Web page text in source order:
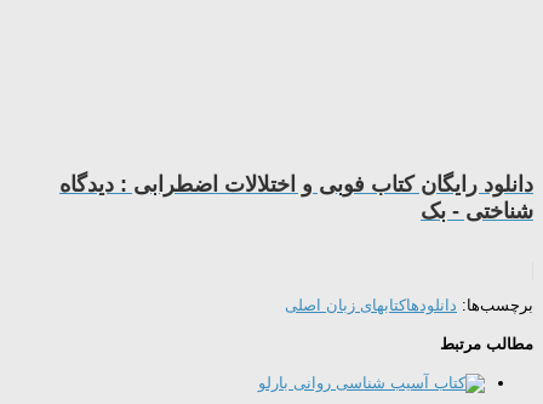
دانلود رایگان کتاب فوبی و اختلالات اضطرابی : دیدگاه
شناختی - بک
برچسب‌ها: دانلودهاکتابهای زبان اصلی
مطالب مرتبط